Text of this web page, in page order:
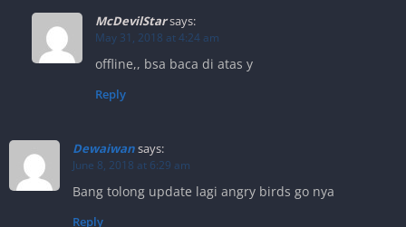
McDevilStarsays:
May 31, 2018 at 4:24 am
offline,, bsa baca di atas y
Reply
Dewaiwansays:
June 8, 2018 at 6:29 am
Bang tolong update lagi angry birds go nya
Reply